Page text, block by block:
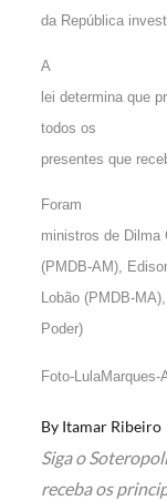
da República
A
lei determina que
todos os
presentes que
Foram
ministros de Dilma
(PMDB-AM),
Lobão (PMDB-
Poder)
Foto-LulaMarques-
By Itamar Ribeiro
Siga o
receba os